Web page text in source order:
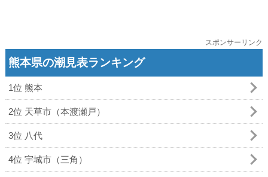
スポンサーリンク
熊本県の潮見表ランキング
1位 熊本
2位 天草市（本渡瀬戸）
3位 八代
4位 宇城市（三角）